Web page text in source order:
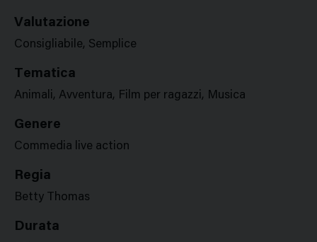
Valutazione
Consigliabile, Semplice
Tematica
Animali, Avventura, Film per ragazzi, Musica
Genere
Commedia live action
Regia
Betty Thomas
Durata